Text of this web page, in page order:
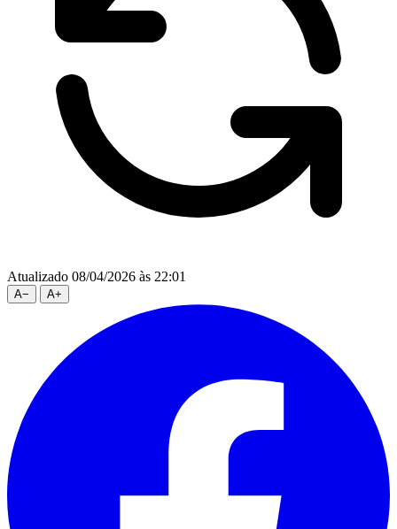
Atualizado 08/04/2026 às 22:01
A− A+